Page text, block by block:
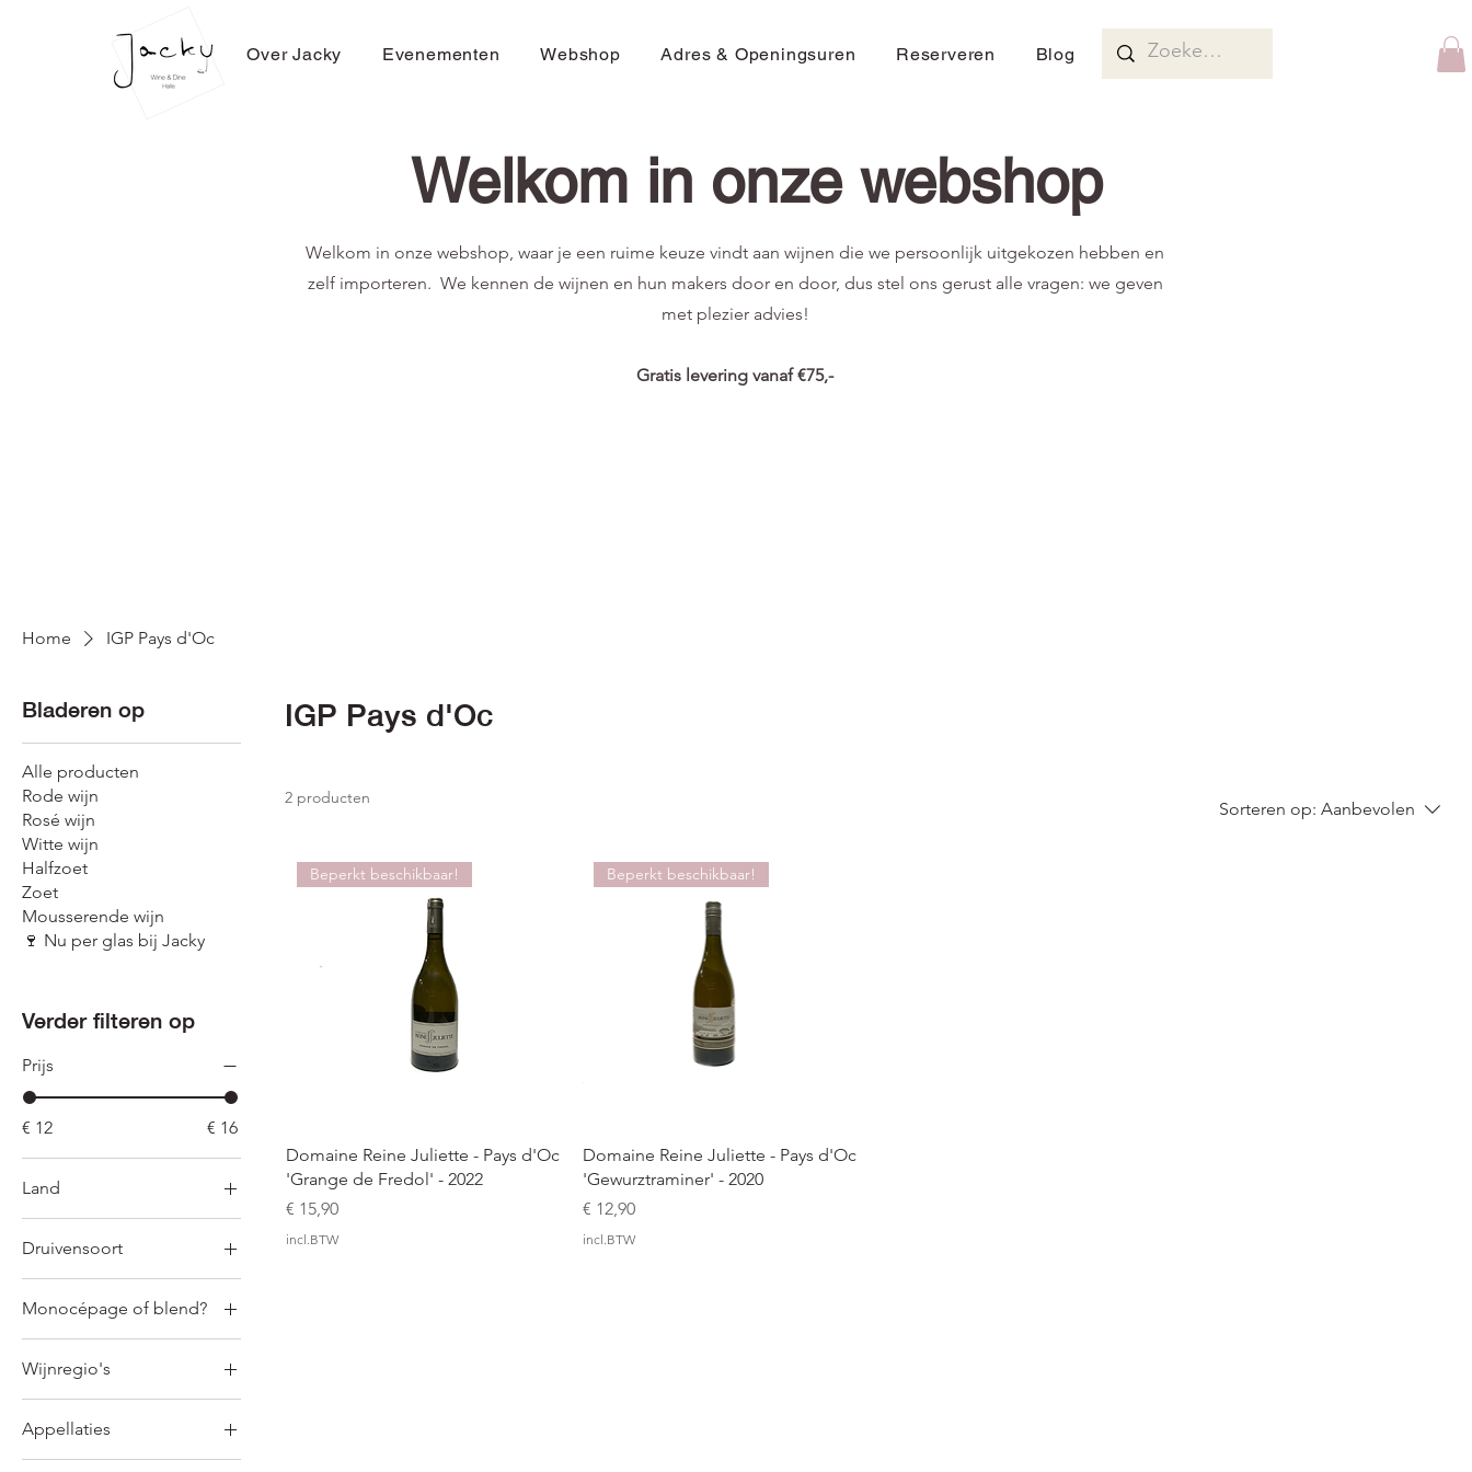
Over Jacky Evenementen Webshop Adres & Openingsuren Reserveren Blog
Welkom in onze webshop
Welkom in onze webshop, waar je een ruime keuze vindt aan wijnen die we persoonlijk uitgekozen hebben en
zelf importeren. We kennen de wijnen en hun makers door en door, dus stel ons gerust alle vragen: we geven
met plezier advies!
Gratis levering vanaf €75,-
Home IGP Pays d'Oc
Bladeren op
Alle producten
Rode wijn
Rosé wijn
Witte wijn
Halfzoet
Zoet
Mousserende wijn
🍷 Nu per glas bij Jacky
Verder filteren op
Prijs
€ 12 € 16
Land
Druivensoort
Gewurztraminer
Syrah
Monocépage of blend?
Monocépage
Wijnregio's
Frankrijk - Languedoc-
Roussillon
Appellaties
IGP Pays d'Oc
2 producten
Sorteren op: Aanbevolen
Snel overzicht
Beperkt beschikbaar!
Domaine Reine Juliette - Pays d'Oc
'Grange de Fredol' - 2022
Prijs
€ 15,90
incl.BTW
Snel overzicht
Beperkt beschikbaar!
Domaine Reine Juliette - Pays d'Oc
'Gewurztraminer' - 2020
Prijs
€ 12,90
incl.BTW